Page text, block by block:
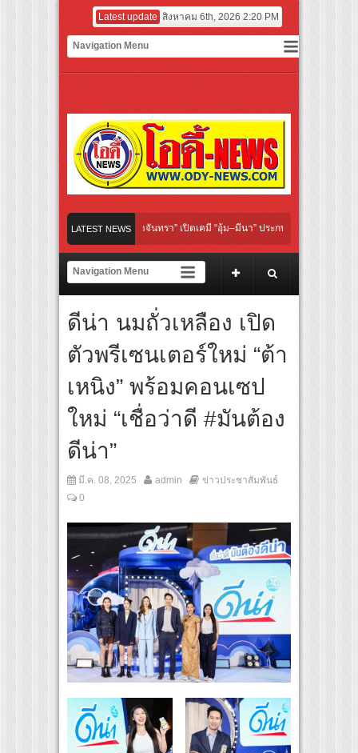
Latest update สิงหาคม 6th, 2026 2:20 PM
LATEST NEWS
Her Rules ใต้เงาจันทรา” เปิดเคมี “อุ้ม–มีนา” ประกบคู่ครั้งสำคัญ ชวนแฟนปักหมุด
าย เลิกเงียบ เลิกชะล่าใจ” เรื่อง HPV ในแคมเปญ “HPV ไม่เป็นไร…ไม่ได้”
ร์ สู่ทีมชาติไทย ชวนแฟนลูกยางใกล้ชิดนักตบสาวทีมชาติไทย 15 ส.ค.นี้
บโลก “ปู่ม่านย่าม่าน” เรียนรู้นวัตกรรมผักเชียงดาใน “หอมแผ่นดินฯ”
‘คุณยายวรนาฏ’ (INHERIT) เตรียมคายตะขาบหนังไทยในรอบปฐมทัศน์โลก ณ เทศ
สุดชีวิต โกนหัวรับบทแม่ชี นำทีมนักแสดงประชันความสยอง!
Her Rules ใต้เงาจันทรา” เปิดเคมี “อุ้ม–มีนา” ประกบคู่ครั้งสำคัญ ชวนแฟนปักหมุด
ดีน่า นมถั่วเหลือง เปิด
ตัวพรีเซนเตอร์ใหม่ “ต้า
เหนิง” พร้อมคอนเซป
ใหม่ “เชื่อว่าดี #มันต้อง
ดีน่า”
มี.ค. 08, 2025 admin
ข่าวประชาสัมพันธ์
0